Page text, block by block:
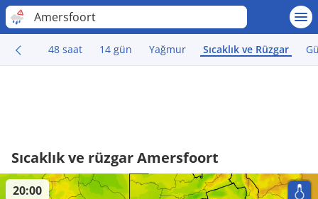
Amersfoort
48 saat 14 gün Yağmur Sıcaklık ve Rüzgar
Sıcaklık ve rüzgar Amersfoort
20:00